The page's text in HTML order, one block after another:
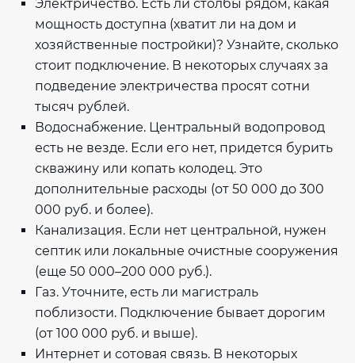
Электричество. Есть ли столбы рядом, какая
мощность доступна (хватит ли на дом и
хозяйственные постройки)? Узнайте, сколько
стоит подключение. В некоторых случаях за
подведение электричества просят сотни
тысяч рублей.
Водоснабжение. Центральный водопровод
есть не везде. Если его нет, придется бурить
скважину или копать колодец. Это
дополнительные расходы (от 50 000 до 300
000 руб. и более).
Канализация. Если нет центральной, нужен
септик или локальные очистные сооружения
(еще 50 000–200 000 руб.).
Газ. Уточните, есть ли магистраль
поблизости. Подключение бывает дорогим
(от 100 000 руб. и выше).
Интернет и сотовая связь. В некоторых